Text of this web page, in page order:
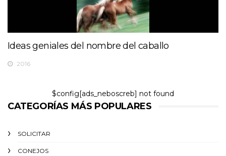
Ideas geniales del nombre del caballo
2016
$config[ads_neboscreb] not found
CATEGORÍAS MÁS POPULARES
SOLICITAR
CONEJOS